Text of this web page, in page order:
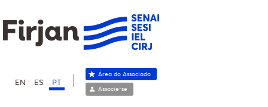
EN ES PT
Área do Associado
Associe-se